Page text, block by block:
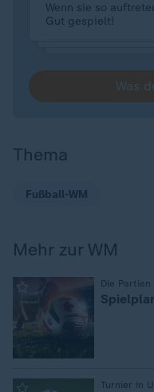
Wenn sie so
Gut gespielt!
Was
Thema
Fußball-WM
Mehr zur WM
Die
Turnier in